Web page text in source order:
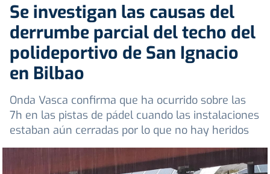
Se investigan las causas del
derrumbe parcial del techo del
polideportivo de San Ignacio
en Bilbao
Onda Vasca confirma que ha ocurrido sobre las
7h en las pistas de pádel cuando las instalaciones
estaban aún cerradas por lo que no hay heridos